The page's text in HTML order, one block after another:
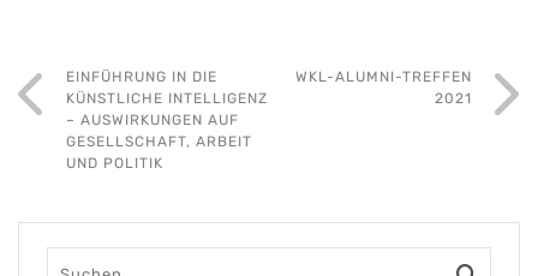
EINFÜHRUNG IN DIE
KÜNSTLICHE INTELLIGENZ
– AUSWIRKUNGEN AUF
GESELLSCHAFT, ARBEIT
UND POLITIK
WKL-ALUMNI-TREFFEN
2021